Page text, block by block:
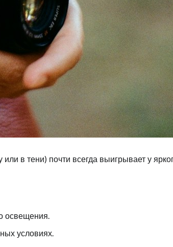
в тени) почти всегда выигрывает у
освещения.
условиях.